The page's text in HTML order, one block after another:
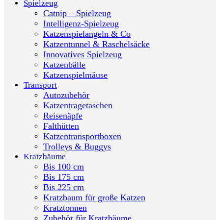
Spielzeug
Catnip – Spielzeug
Intelligenz-Spielzeug
Katzenspielangeln & Co
Katzentunnel & Raschelsäcke
Innovatives Spielzeug
Katzenbälle
Katzenspielmäuse
Transport
Autozubehör
Katzentragetaschen
Reisenäpfe
Falthütten
Katzentransportboxen
Trolleys & Buggys
Kratzbäume
Bis 100 cm
Bis 175 cm
Bis 225 cm
Kratzbaum für große Katzen
Kratztonnen